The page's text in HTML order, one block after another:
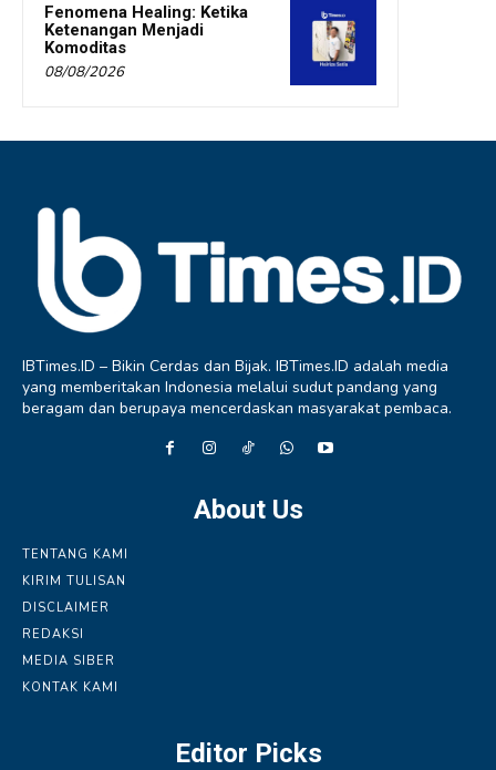
Fenomena Healing: Ketika
Ketenangan Menjadi
Komoditas
08/08/2026
IBTimes.ID – Bikin Cerdas dan Bijak. IBTimes.ID adalah media
yang memberitakan Indonesia melalui sudut pandang yang
beragam dan berupaya mencerdaskan masyarakat pembaca.
About Us
TENTANG KAMI
KIRIM TULISAN
DISCLAIMER
REDAKSI
MEDIA SIBER
KONTAK KAMI
Editor Picks